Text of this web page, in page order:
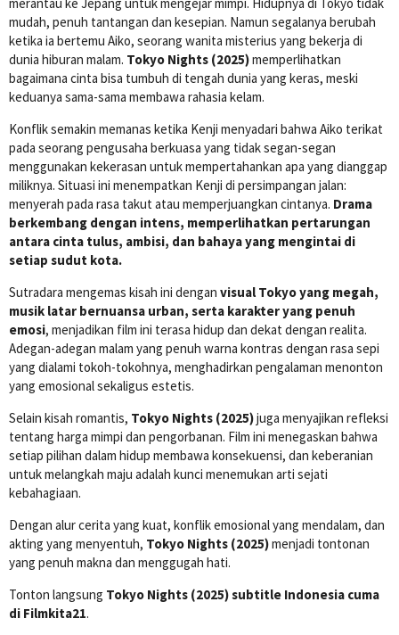
mudah, penuh tantangan dan kesepian. Namun segalanya berubah
ketika ia bertemu Aiko, seorang wanita misterius yang bekerja di
dunia hiburan malam. Tokyo Nights (2025)memperlihatkan
bagaimana cinta bisa tumbuh di tengah dunia yang keras, meski
keduanya sama-sama membawa rahasia kelam.
Konflik semakin memanas ketika Kenji menyadari bahwa Aiko terikat
pada seorang pengusaha berkuasa yang tidak segan-segan
menggunakan kekerasan untuk mempertahankan apa yang dianggap
miliknya. Situasi ini menempatkan Kenji di persimpangan jalan:
menyerah pada rasa takut atau memperjuangkan cintanya. Drama
berkembang dengan intens, memperlihatkan pertarungan
antara cinta tulus, ambisi, dan bahaya yang mengintai di
setiap sudut kota.
Sutradara mengemas kisah ini dengan visual Tokyo yang megah,
musik latar bernuansa urban, serta karakter yang penuh
emosi, menjadikan film ini terasa hidup dan dekat dengan realita.
Adegan-adegan malam yang penuh warna kontras dengan rasa sepi
yang dialami tokoh-tokohnya, menghadirkan pengalaman menonton
yang emosional sekaligus estetis.
Selain kisah romantis, Tokyo Nights (2025)juga menyajikan refleksi
tentang harga mimpi dan pengorbanan. Film ini menegaskan bahwa
setiap pilihan dalam hidup membawa konsekuensi, dan keberanian
untuk melangkah maju adalah kunci menemukan arti sejati
kebahagiaan.
Dengan alur cerita yang kuat, konflik emosional yang mendalam, dan
akting yang menyentuh, Tokyo Nights (2025)menjadi tontonan
yang penuh makna dan menggugah hati.
Tonton langsung Tokyo Nights (2025) subtitle Indonesia cuma
di Filmkita21.